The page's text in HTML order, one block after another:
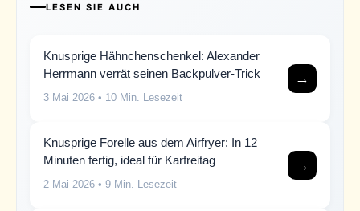
LESEN SIE AUCH
Knusprige Hähnchenschenkel: Alexander
Herrmann verrät seinen Backpulver-Trick
3 Mai 2026 • 10 Min. Lesezeit
→
Knusprige Forelle aus dem Airfryer: In 12
Minuten fertig, ideal für Karfreitag
2 Mai 2026 • 9 Min. Lesezeit
→